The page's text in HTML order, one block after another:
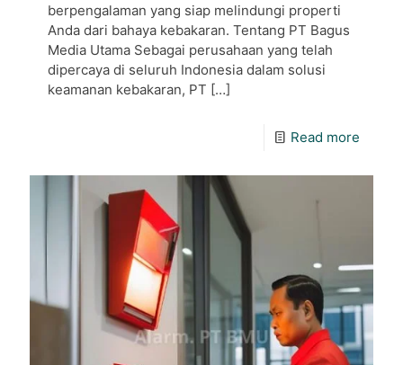
berpengalaman yang siap melindungi properti
Anda dari bahaya kebakaran. Tentang PT Bagus
Media Utama Sebagai perusahaan yang telah
dipercaya di seluruh Indonesia dalam solusi
keamanan kebakaran, PT […]
Read more